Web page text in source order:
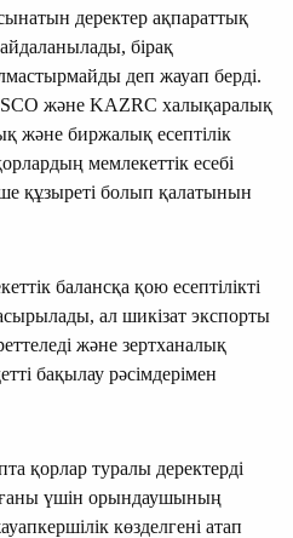
деректер ақпараттық
бірақ
деп жауап берді.
және KAZRC халықаралық
және биржалық есептілік
мемлекеттік есебі
құзыреті болып қалатынын
балансқа қою есептілікті
ал шикізат экспорты
және зертханалық
бақылау рәсімдерімен
қорлар туралы деректерді
үшін орындаушының
көзделгені атап